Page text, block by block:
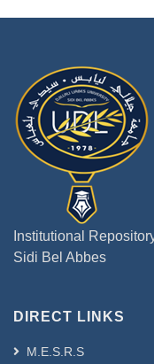
Institutional
Sidi Bel Abbes
DIRECT LINKS
M.E.S.R.S